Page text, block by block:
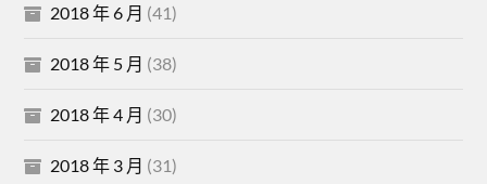
2018 年 6 月 (41)
2018 年 5 月 (38)
2018 年 4 月 (30)
2018 年 3 月 (31)